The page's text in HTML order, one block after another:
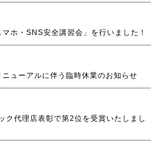
ホ・SNS安全講習会」を行いました！
ューアルに伴う臨時休業のお知らせ
ク代理店表彰で第2位を受賞いたしまし